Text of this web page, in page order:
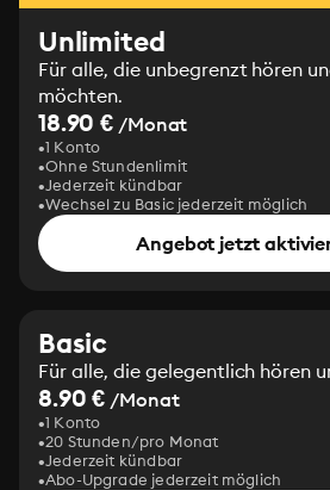
Unlimited
Für alle, die unbegrenzt hören
möchten.
18.90 € /Monat
1 Konto
Ohne Stundenlimit
Jederzeit kündbar
Wechsel zu Basic jederzeit möglich
Angebot jetzt
Basic
Für alle, die gelegentlich hören
8.90 € /Monat
1 Konto
20 Stunden/pro Monat
Jederzeit kündbar
Abo-Upgrade jederzeit möglich